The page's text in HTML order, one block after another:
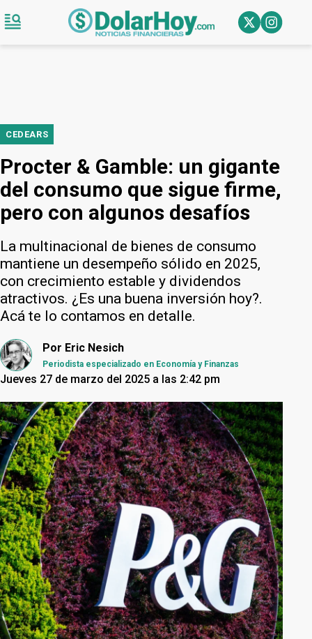
CEDEARS
Procter & Gamble: un gigante
del consumo que sigue firme,
pero con algunos desafíos
La multinacional de bienes de consumo
mantiene un desempeño sólido en 2025,
con crecimiento estable y dividendos
atractivos. ¿Es una buena inversión hoy?.
Acá te lo contamos en detalle.
Por Eric Nesich
Periodista especializado en Economía y Finanzas
Jueves 27 de marzo del 2025 a las 2:42 pm